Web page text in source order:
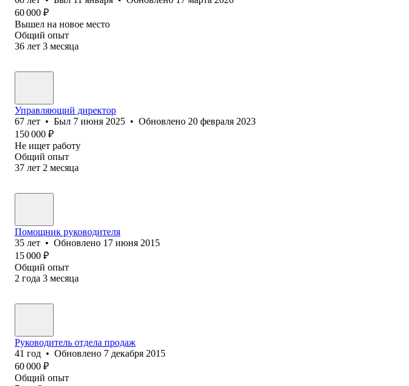
60 000 ₽
Вышел на новое место
Общий опыт
36 лет 3 месяца
Управляющий директор
67 лет • Был 7 июня 2025 • Обновлено 20 февраля 2023
150 000 ₽
Не ищет работу
Общий опыт
37 лет 2 месяца
Помощник руководителя
35 лет • Обновлено 17 июня 2015
15 000 ₽
Общий опыт
2 года 3 месяца
Руководитель отдела продаж
41 год • Обновлено 7 декабря 2015
60 000 ₽
Общий опыт